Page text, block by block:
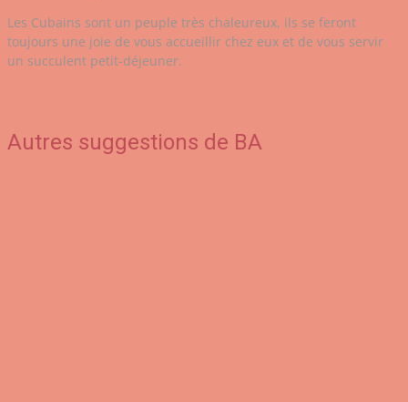
Les Cubains sont un peuple très chaleureux, ils se feront
toujours une joie de vous accueillir chez eux et de vous servir
un succulent petit-déjeuner.
Autres suggestions de BA